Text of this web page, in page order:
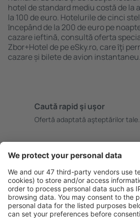
hotel de standard mediu costă de la
la 100 de euro. Hotelurile de cinci
ȋncepând de la 200 de euro pe
cazare ieftină, consultă oferta
Zbor+Hotel de pe eSky.ro, care ȋţi
cazare și bilete de avion instantaneu.
Caută rapid şi uşor
Ofertă adaptată aşteptărilor tale.
Rezervare fără griji cu opțiune
Economiseşte mai mult
Prețuri atractive și oferte
conectați.